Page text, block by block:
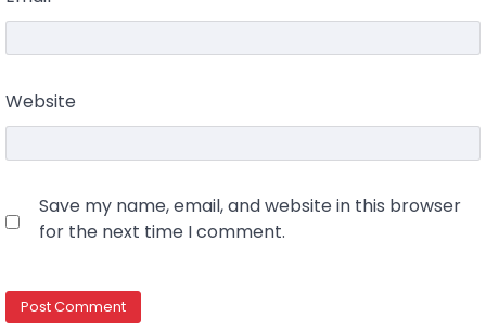
Website
Save my name, email, and website in this browser
for the next time I comment.